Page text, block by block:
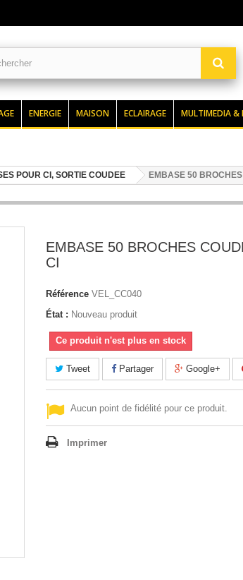
ENERGIE MAISON ECLAIRAGE MULTIMEDIA &
POUR CI, SORTIE COUDEE EMBASE 50
EMBASE 50 BROCHES
CI
Référence VEL_CC040
État : Nouveau produit
Ce produit n'est plus en stock
Tweet Partager Google+
Aucun point de fidélité pour ce produit.
Imprimer